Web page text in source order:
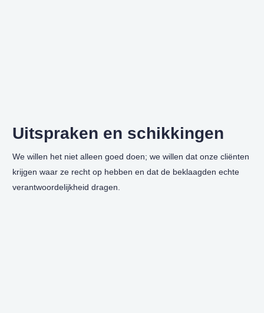
Uitspraken en schikkingen
We willen het niet alleen goed doen; we willen dat onze cliënten
krijgen waar ze recht op hebben en dat de beklaagden echte
verantwoordelijkheid dragen.